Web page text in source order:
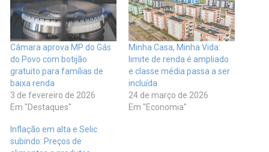
Câmara aprova MP do Gás
do Povo com botijão
gratuito para famílias de
baixa renda
3 de fevereiro de 2026
Em "Destaques"
Minha Casa, Minha Vida:
limite de renda é ampliado
e classe média passa a ser
incluída
24 de março de 2026
Em "Economia"
Inflação em alta e Selic
subindo: Preços de